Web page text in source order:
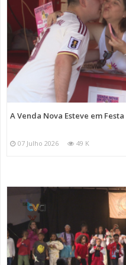
A Venda Nova Esteve em
07 Julho 2026 49 K